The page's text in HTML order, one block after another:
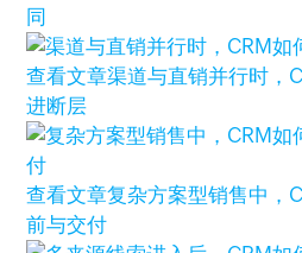
同
查看文章渠道与直销并行时，
进断层
查看文章复杂方案型销售中，
前与交付